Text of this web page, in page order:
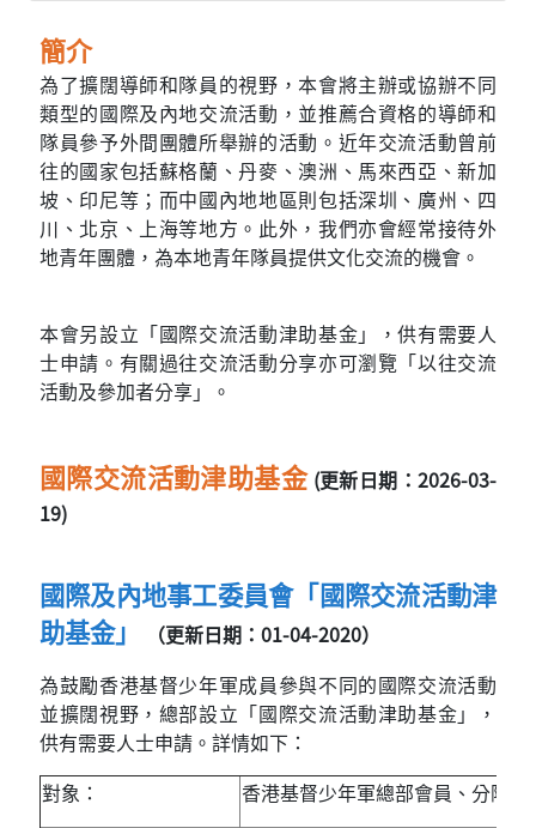
簡介
為了擴闊導師和隊員的視野，本會將主辦或協辦不同
類型的國際及內地交流活動，並推薦合資格的導師和
隊員參予外間團體所舉辦的活動。近年交流活動曾前
往的國家包括蘇格蘭、丹麥、澳洲、馬來西亞、新加
坡、印尼等；而中國內地地區則包括深圳、廣州、四
川、北京、上海等地方。此外，我們亦會經常接待外
地青年團體，為本地青年隊員提供文化交流的機會。
本會另設立「國際交流活動津助基金」，供有需要人
士申請。有關過往交流活動分享亦可瀏覽「以往交流
活動及參加者分享」。
國際交流活動津助基金(更新日期：2026-03-
19)
國際及內地事工委員會「國際交流活動津
助基金」
（更新日期：01-04-2020）
為鼓勵香港基督少年軍成員參與不同的國際交流活動
並擴闊視野，總部設立「國際交流活動津助基金」，
供有需要人士申請。詳情如下：
對象：
香港基督少年軍總部會員、分隊